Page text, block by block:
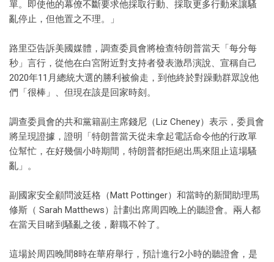
單。即使他的幕僚不斷要求他採取行動、採取更多行動來讓騷
亂停止，但他置之不理。」
路里亞告訴美國媒體，調查委員會將檢查特朗普當天「每分每
秒」言行，從他在白宮附近對支持者發表激昂演說、宣稱自己
2020年11月總統大選的勝利被偷走，到他終於對躁動群眾說他
們「很棒」、但現在該是回家時刻。
調查委員會的共和黨籍副主席錢尼（Liz Cheney）表示，委員會
將呈現證據，證明「特朗普當天從未拿起電話命令他的行政單
位幫忙，在好幾個小時期間，特朗普都拒絕出馬來阻止這場騷
亂」。
副國家安全顧問波廷格（Matt Pottinger）和當時的新聞助理馬
修斯（ Sarah Matthews）計劃出席周四晚上的聽證會。兩人都
在當天目睹到騷亂之後，辭職不幹了。
這場於周四晚間8時在華府舉行，預計進行2小時的聽證會，是